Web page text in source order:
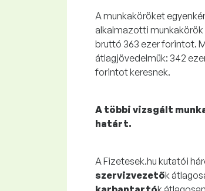
A munkaköröket
alkalmazotti munkakörök
bruttó 363 ezer forintot.
átlagjövedelmük: 342
forintot keresnek.
A többi vizsgált
határt.
A Fizetesek.hu kutatói
szervizvezetők